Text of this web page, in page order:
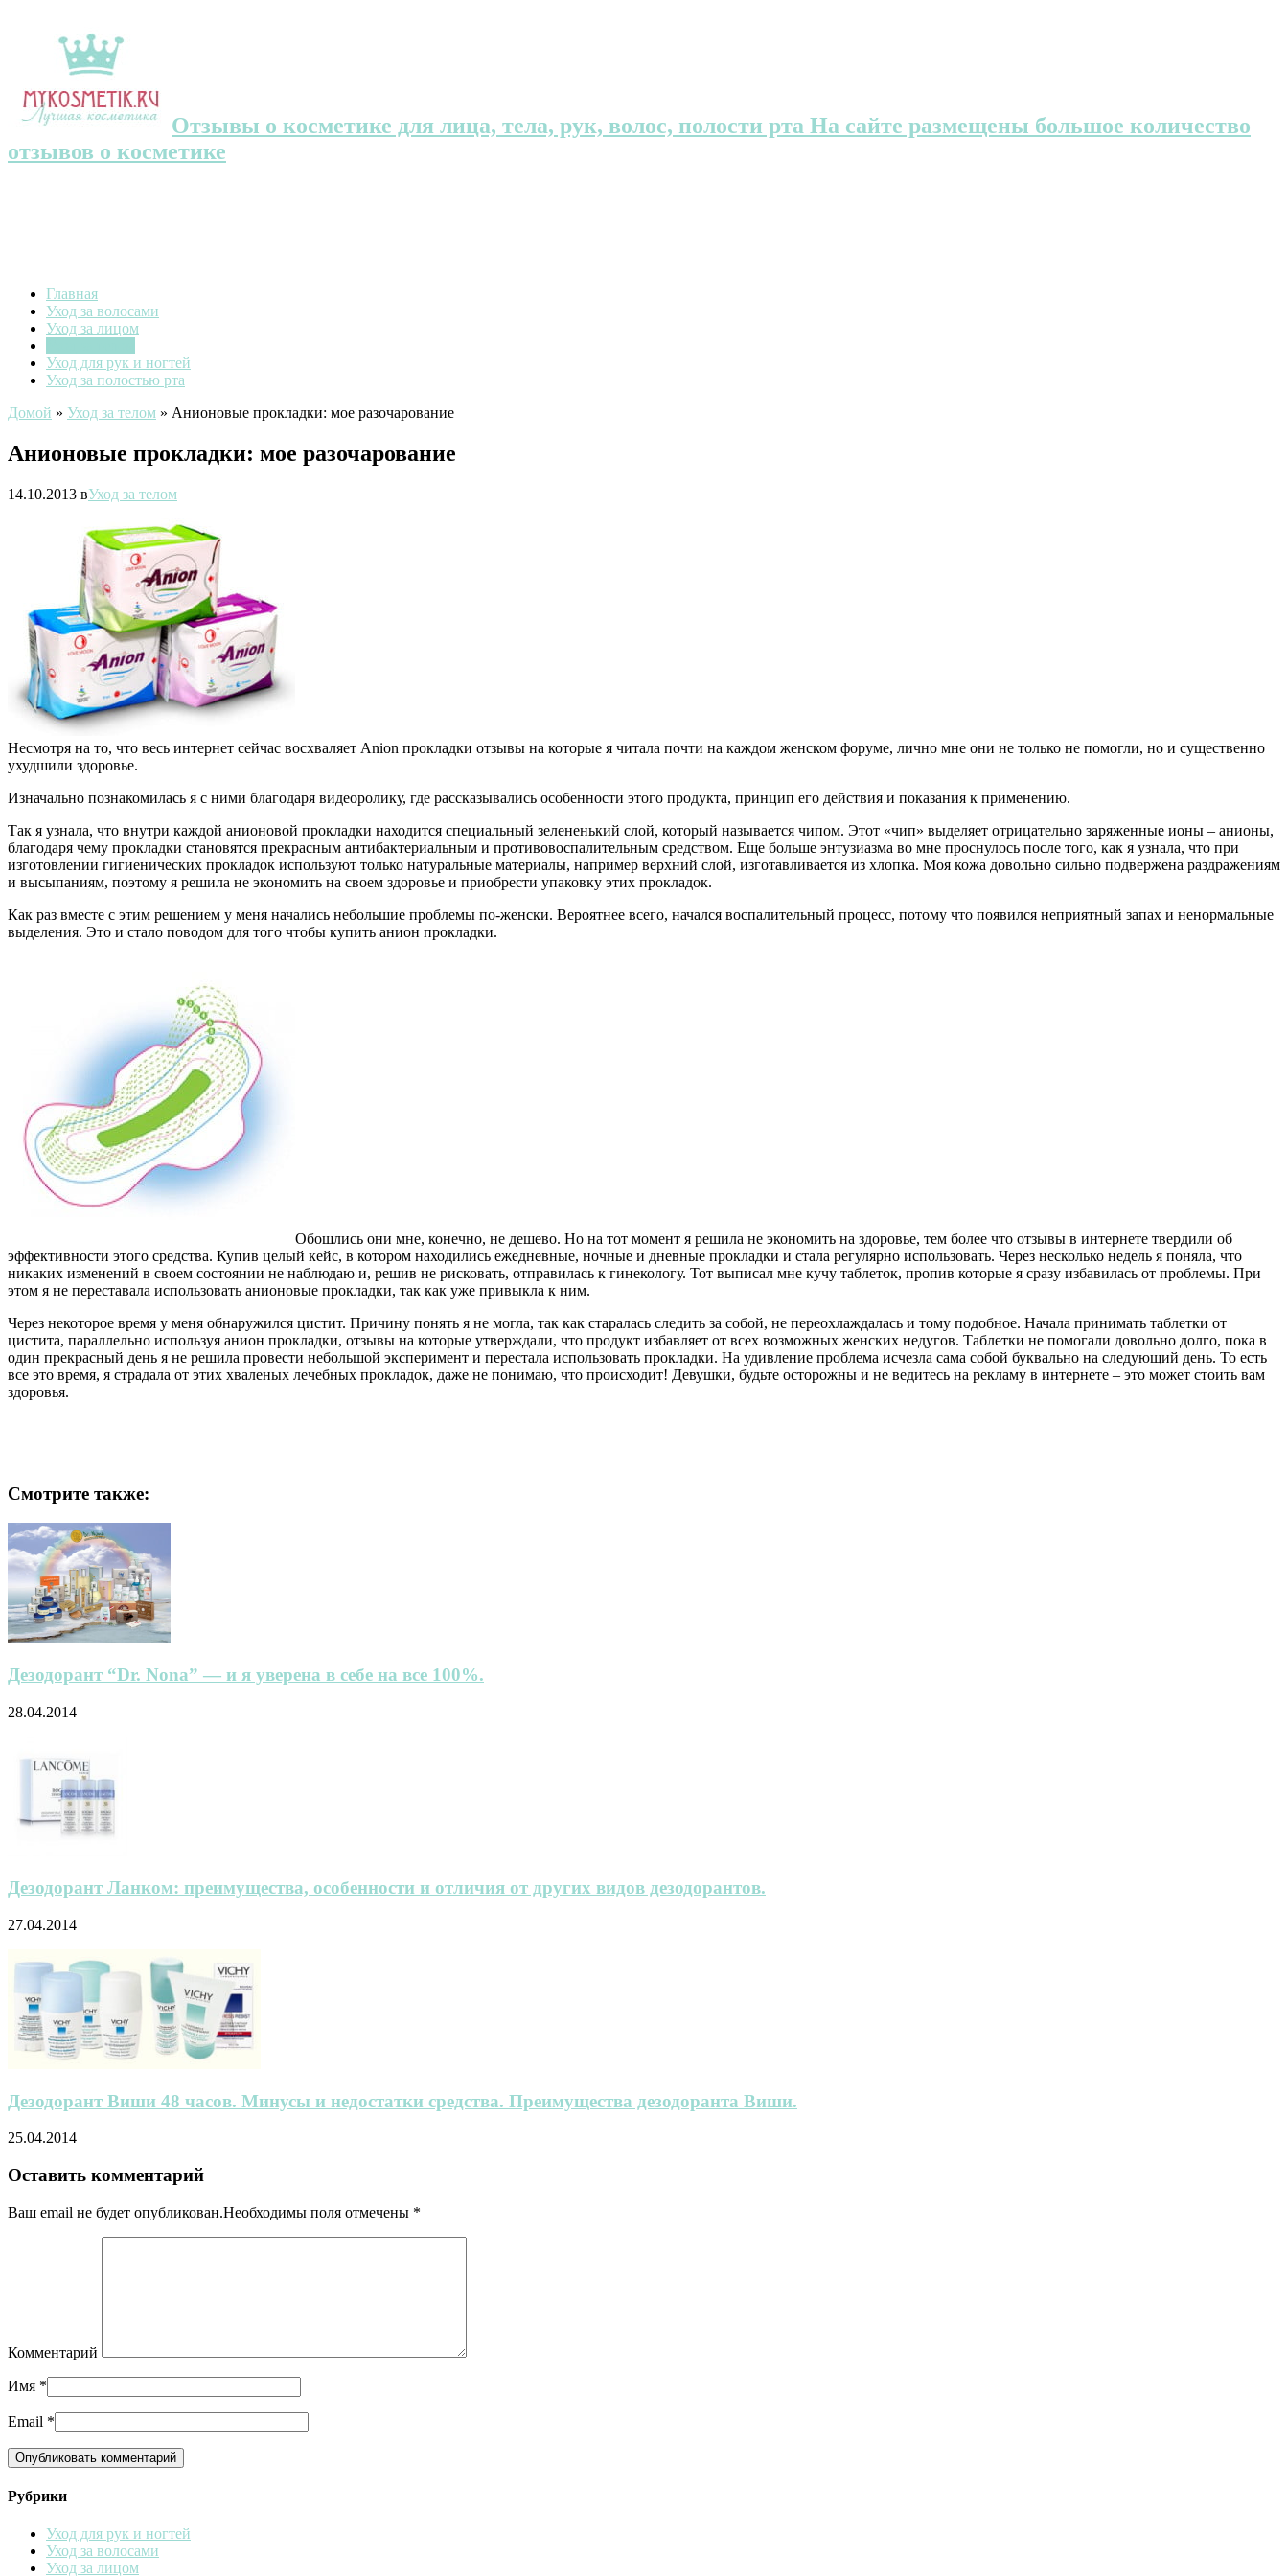
Отзывы о косметике для лица, тела, рук, волос, полости рта На сайте размещены большое количество
отзывов о косметике
Главная
Уход за волосами
Уход за лицом
Уход для рук и ногтей
Уход за полостью рта
Домой » Уход за телом » Анионовые прокладки: мое разочарование
Анионовые прокладки: мое разочарование
14.10.2013 вУход за телом
Несмотря на то, что весь интернет сейчас восхваляет Anion прокладки отзывы на которые я читала почти на каждом женском форуме, лично мне они не только не помогли, но и существенно
ухудшили здоровье.
Изначально познакомилась я с ними благодаря видеоролику, где рассказывались особенности этого продукта, принцип его действия и показания к применению.
Так я узнала, что внутри каждой анионовой прокладки находится специальный зелененький слой, который называется чипом. Этот «чип» выделяет отрицательно заряженные ионы – анионы,
благодаря чему прокладки становятся прекрасным антибактериальным и противовоспалительным средством. Еще больше энтузиазма во мне проснулось после того, как я узнала, что при
изготовлении гигиенических прокладок используют только натуральные материалы, например верхний слой, изготавливается из хлопка. Моя кожа довольно сильно подвержена раздражениям
и высыпаниям, поэтому я решила не экономить на своем здоровье и приобрести упаковку этих прокладок.
Как раз вместе с этим решением у меня начались небольшие проблемы по-женски. Вероятнее всего, начался воспалительный процесс, потому что появился неприятный запах и ненормальные
выделения. Это и стало поводом для того чтобы купить анион прокладки.
Обошлись они мне, конечно, не дешево. Но на тот момент я решила не экономить на здоровье, тем более что отзывы в интернете твердили об
эффективности этого средства. Купив целый кейс, в котором находились ежедневные, ночные и дневные прокладки и стала регулярно использовать. Через несколько недель я поняла, что
никаких изменений в своем состоянии не наблюдаю и, решив не рисковать, отправилась к гинекологу. Тот выписал мне кучу таблеток, пропив которые я сразу избавилась от проблемы. При
этом я не переставала использовать анионовые прокладки, так как уже привыкла к ним.
Через некоторое время у меня обнаружился цистит. Причину понять я не могла, так как старалась следить за собой, не переохлаждалась и тому подобное. Начала принимать таблетки от
цистита, параллельно используя анион прокладки, отзывы на которые утверждали, что продукт избавляет от всех возможных женских недугов. Таблетки не помогали довольно долго, пока в
один прекрасный день я не решила провести небольшой эксперимент и перестала использовать прокладки. На удивление проблема исчезла сама собой буквально на следующий день. То есть
все это время, я страдала от этих хваленых лечебных прокладок, даже не понимаю, что происходит! Девушки, будьте осторожны и не ведитесь на рекламу в интернете – это может стоить вам
здоровья.
Смотрите также:
Дезодорант “Dr. Nona” — и я уверена в себе на все 100%.
28.04.2014
Дезодорант Ланком: преимущества, особенности и отличия от других видов дезодорантов.
27.04.2014
Дезодорант Виши 48 часов. Минусы и недостатки средства. Преимущества дезодоранта Виши.
25.04.2014
Оставить комментарий
Ваш email не будет опубликован.Необходимы поля отмечены *
Комментарий
Имя *
Email *
Рубрики
Уход для рук и ногтей
Уход за волосами
Уход за лицом